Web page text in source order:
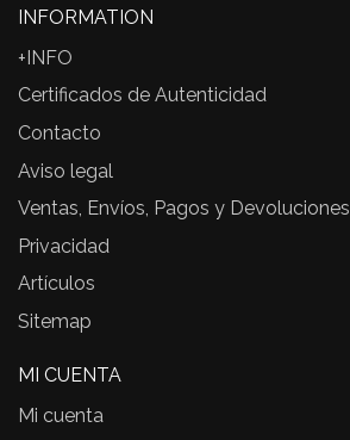
INFORMATION
+INFO
Certificados de Autenticidad
Contacto
Aviso legal
Ventas, Envíos, Pagos y Devoluciones
Privacidad
Artículos
Sitemap
MI CUENTA
Mi cuenta